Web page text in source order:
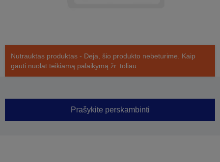
Nutrauktas produktas - Deja, šio produkto nebeturime. Kaip
gauti nuolat teikiamą palaikymą žr. toliau.
Prašykite perskambinti